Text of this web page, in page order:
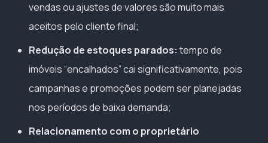
vendas ou ajustes de valores são muito mais
aceitos pelo cliente final;
Redução de estoques parados: tempo de
imóveis “encalhados” cai significativamente, pois
campanhas e promoções podem ser planejadas
nos períodos de baixa demanda;
Relacionamento com o proprietário